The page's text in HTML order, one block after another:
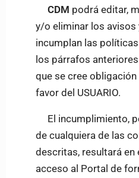
CDM podrá editar,
y/o eliminar los avisos
incumplan las
los párrafos
que se cree
favor del USUARIO.
El incumplimiento,
de cualquiera de las
descritas, resultará
acceso al Portal de